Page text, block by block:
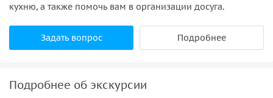
кухню, а также помочь вам в организации досуга.
Задать вопрос Подробнее
Подробнее об экскурсии